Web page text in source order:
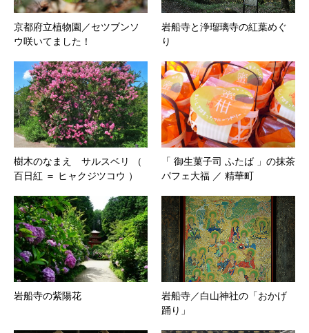
京都府立植物園／セツブンソ
ウ咲いてました！
岩船寺と浄瑠璃寺の紅葉めぐ
り
樹木のなまえ サルスベリ （
百日紅 ＝ ヒャクジツコウ ）
「 御生菓子司 ふたば 」の抹茶
パフェ大福 ／ 精華町
岩船寺の紫陽花
岩船寺／白山神社の「おかげ
踊り」